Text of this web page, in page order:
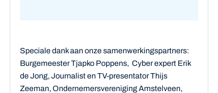
Speciale dank aan onze samenwerkingspartners:
Burgemeester Tjapko Poppens, Cyber expert Erik
de Jong, Journalist en TV-presentator Thijs
Zeeman, Ondernemersvereniging Amstelveen,